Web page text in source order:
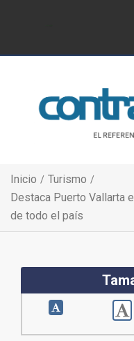
Inicio
Turismo
Destaca Puerto Vallarta
de todo el país